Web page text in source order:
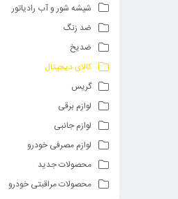
شیشه شور و آب رادیاتور
ضد زنگ
ضدیخ
کالای دیجیتال
گریس
لوازم برقی
لوازم جانبی
لوازم مصرفی خودرو
محصولات جدید
محصولات مراقبتی خودرو